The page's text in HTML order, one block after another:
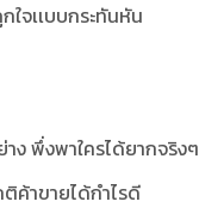
จเเบบกระทันหัน
ง พึ่งพาใครได้ยากจริงๆ
ติค้าขายได้กำไรดี